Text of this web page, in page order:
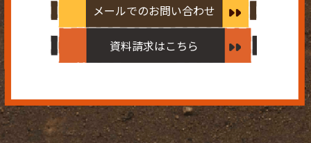
メールでのお問い合わせ
資料請求はこちら